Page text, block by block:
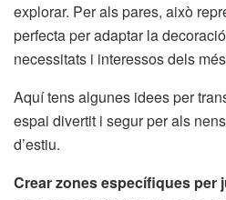
explorar. Per als pares, això
perfecta per adaptar la
necessitats i interessos dels
Aquí tens algunes idees per
espai divertit i segur per als
d’estiu.
Crear zones específiques per